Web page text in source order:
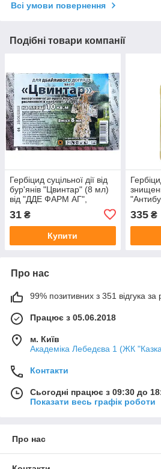
Всі умови повернення
Подібні товари компанії
Гербіцид суцільної дії від
бур'янів "Цвинтар" (8 мл)
від "ДДЕ ФАРМ АГ",
31 ₴
Купити
335₴
Про нас
99% позитивних з 351 відгука за
Працює з 05.06.2018
м. Київ
Академіка Лебедєва 1 (ЖК
Контакти
Сьогодні працює з 09:30 до
Показати весь графік роботи
Про нас